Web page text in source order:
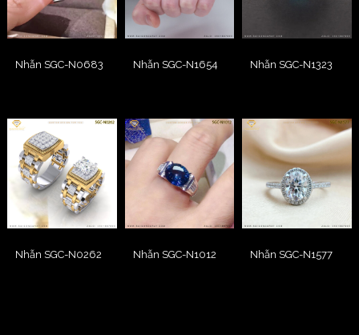
Nhẫn SGC-N0683 Nhẫn SGC-N1654 Nhẫn SGC-N1323
Nhẫn SGC-N0262 Nhẫn SGC-N1012 Nhẫn SGC-N1577